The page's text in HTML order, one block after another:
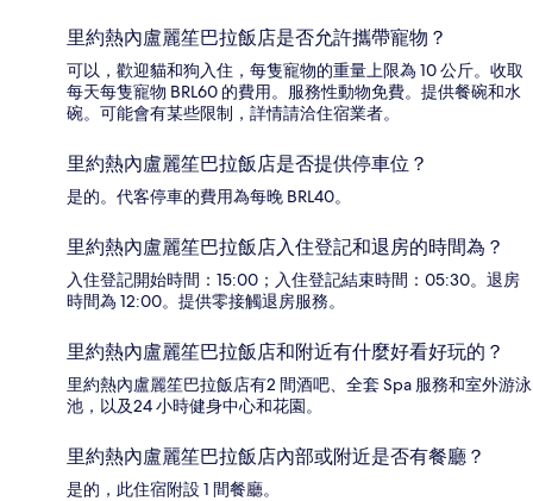
里約熱內盧麗笙巴拉飯店是否允許攜帶寵物？
可以，歡迎貓和狗入住，每隻寵物的重量上限為 10 公斤。收取
每天每隻寵物 BRL60 的費用。服務性動物免費。提供餐碗和水
碗。可能會有某些限制，詳情請洽住宿業者。
里約熱內盧麗笙巴拉飯店是否提供停車位？
是的。代客停車的費用為每晚 BRL40。
里約熱內盧麗笙巴拉飯店入住登記和退房的時間為？
入住登記開始時間：15:00；入住登記結束時間：05:30。退房
時間為 12:00。提供零接觸退房服務。
里約熱內盧麗笙巴拉飯店和附近有什麼好看好玩的？
里約熱內盧麗笙巴拉飯店有2 間酒吧、全套 Spa 服務和室外游泳
池，以及24 小時健身中心和花園。
里約熱內盧麗笙巴拉飯店內部或附近是否有餐廳？
是的，此住宿附設 1 間餐廳。